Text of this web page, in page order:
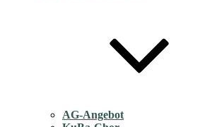
AG-Angebot